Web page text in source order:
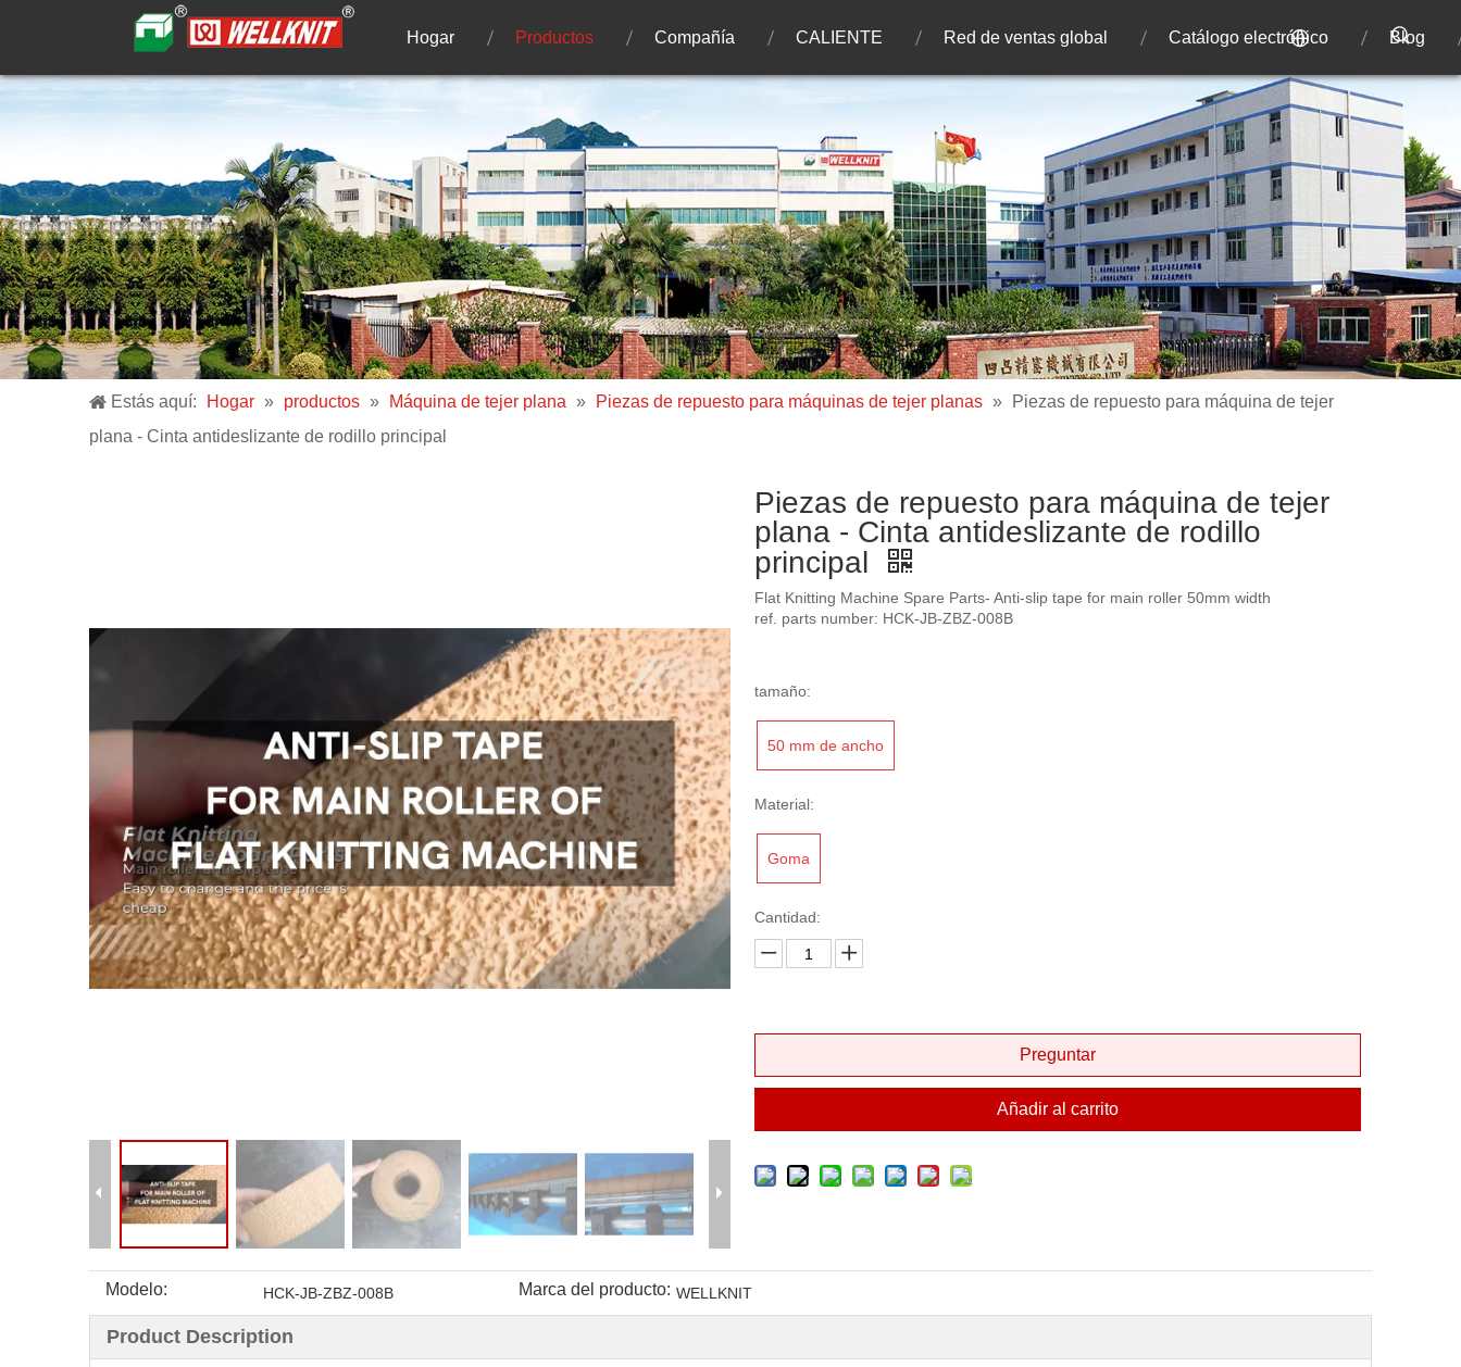
Hogar Productos Compañía CALIENTE Red de ventas global Catálogo electrónico Blog
Estás aquí: Hogar » productos » Máquina de tejer plana » Piezas de repuesto para máquinas de tejer planas »
Piezas de repuesto para máquina de tejer
plana - Cinta antideslizante de rodillo principal
Piezas de repuesto para máquina de tejer
plana - Cinta antideslizante de rodillo
principal
Flat Knitting Machine Spare Parts- Anti-slip tape for main roller 50mm width
ref. parts number: HCK-JB-ZBZ-008B
tamaño:
50 mm de ancho
Material:
Goma
Cantidad:
Preguntar
Añadir al carrito
Modelo: HCK-JB-ZBZ-008B Marca del producto: WELLKNIT
Product Description